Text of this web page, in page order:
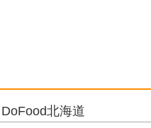
DoFood北海道